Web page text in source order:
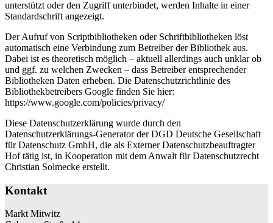
unterstützt oder den Zugriff unterbindet, werden Inhalte in einer
Standardschrift angezeigt.
Der Aufruf von Scriptbibliotheken oder Schriftbibliotheken löst
automatisch eine Verbindung zum Betreiber der Bibliothek aus.
Dabei ist es theoretisch möglich – aktuell allerdings auch unklar ob
und ggf. zu welchen Zwecken – dass Betreiber entsprechender
Bibliotheken Daten erheben. Die Datenschutzrichtlinie des
Bibliothekbetreibers Google finden Sie hier:
https://www.google.com/policies/privacy/
Diese Datenschutzerklärung wurde durch den
Datenschutzerklärungs-Generator der DGD Deutsche Gesellschaft
für Datenschutz GmbH, die als Externer Datenschutzbeauftragter
Hof tätig ist, in Kooperation mit dem Anwalt für Datenschutzrecht
Christian Solmecke erstellt.
Kontakt
Markt Mitwitz